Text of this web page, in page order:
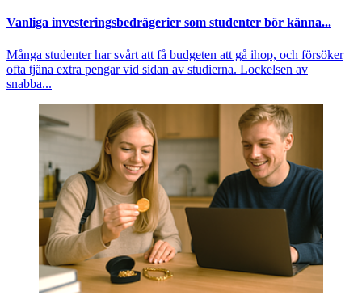
Vanliga investeringsbedrägerier som studenter bör känna...
Många studenter har svårt att få budgeten att gå ihop, och försöker
ofta tjäna extra pengar vid sidan av studierna. Lockelsen av
snabba...